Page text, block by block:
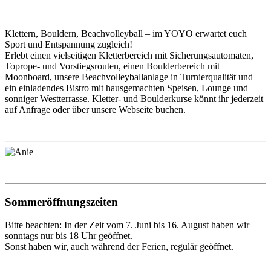
Klettern, Bouldern, Beachvolleyball – imYOYO erwartet euch
Sport und Entspannung zugleich!
Erlebt einen vielseitigen Kletterbereich mit Sicherungsautomaten,
Toprope- und Vorstiegsrouten, einen Boulderbereich mit
Moonboard, unsere Beachvolleyballanlage in Turnierqualität und
ein einladendes Bistro mit hausgemachten Speisen, Lounge und
sonniger Westterrasse. Kletter- und Boulderkurse könnt ihr jederzeit
auf Anfrage oder über unsere Webseite buchen.
Sommeröffnungszeiten
Bitte beachten: In der Zeit vom 7. Juni bis 16. August haben wir
sonntags nur bis 18 Uhr geöffnet.
Sonst haben wir, auch während der Ferien, regulär geöffnet.